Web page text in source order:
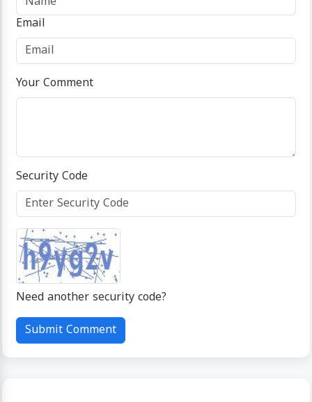
Email
Your Comment
Security Code
Need another security code?
Submit Comment